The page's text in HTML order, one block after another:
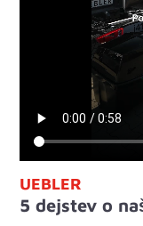
UEBLER
5 dejstev o